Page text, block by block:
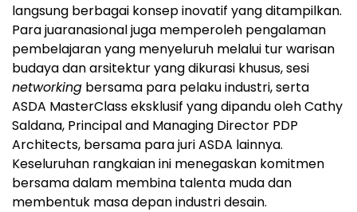
langsung berbagai konsep inovatif yang ditampilkan.
Para juaranasional juga memperoleh pengalaman
pembelajaran yang menyeluruh melalui tur warisan
budaya dan arsitektur yang dikurasi khusus, sesi
networking bersama para pelaku industri, serta
ASDA MasterClass eksklusif yang dipandu oleh Cathy
Saldana, Principal and Managing Director PDP
Architects, bersama para juri ASDA lainnya.
Keseluruhan rangkaian ini menegaskan komitmen
bersama dalam membina talenta muda dan
membentuk masa depan industri desain.